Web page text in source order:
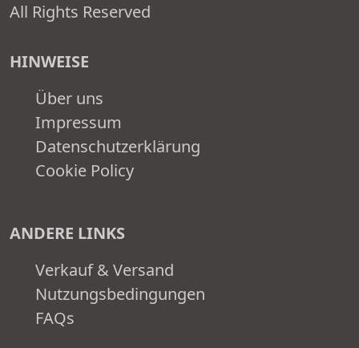
All Rights Reserved
HINWEISE
Über uns
Impressum
Datenschutzerklärung
Cookie Policy
ANDERE LINKS
Verkauf & Versand
Nutzungsbedingungen
FAQs